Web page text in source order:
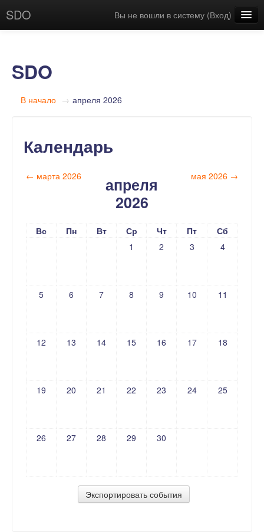
SDO Вы не вошли в систему (Вход)
SDO
В начало → апреля 2026
Календарь
← марта 2026
апреля
2026
мая 2026 →
Вс Пн Вт Ср Чт Пт
Сб
1
2 3 4
5 6 7 8 9 10 11
12 13 14 15 16 17 18
19 20 21 22 23 24 25
26 27 28 29 30